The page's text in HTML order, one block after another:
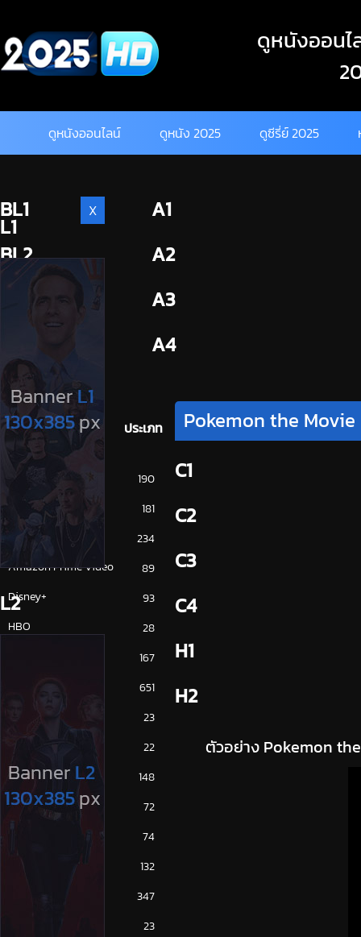
content
ดูหนังออนไ
ดูหนังออนไลน์ ดูหนัง 2025 ดูซีรี่ย์ 2025
BL1
BL2
A1
A2
A3
A4
ประเภท
การ์ตูน
190
ดูซีรี่ย์ 2025
181
ดูหนัง 2025
234
Amazon Prime Video
89
Disney+
93
HBO
28
167
NETFLIX
651
23
ซีรีย์ญี่ปุ่น
22
ซีรีย์ฝรั่ง
148
ซีรีย์เกาหลี
72
74
132
หนังฝรั่ง
347
23
Pokemon the Movie
C1
C2
C3
C4
H1
H2
ตัวอย่าง Pokemon
X
L1
L2